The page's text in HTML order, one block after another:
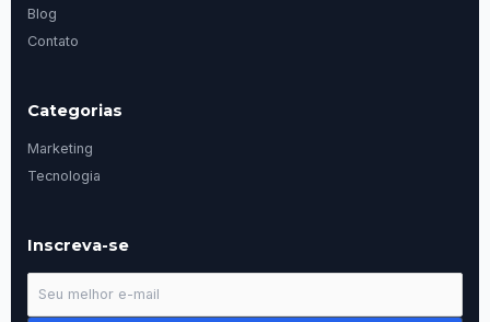
Blog
Contato
Categorias
Marketing
Tecnologia
Inscreva-se